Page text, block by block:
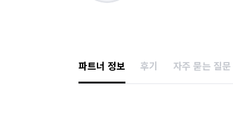
파트너 정보 후기 자주 묻는 질문